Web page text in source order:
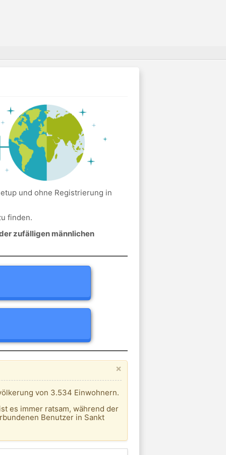
und ohne Registrierung in
finden.
zufälligen männlichen
×
von 3.534 Einwohnern.
es immer ratsam, während der
Benutzer in Sankt